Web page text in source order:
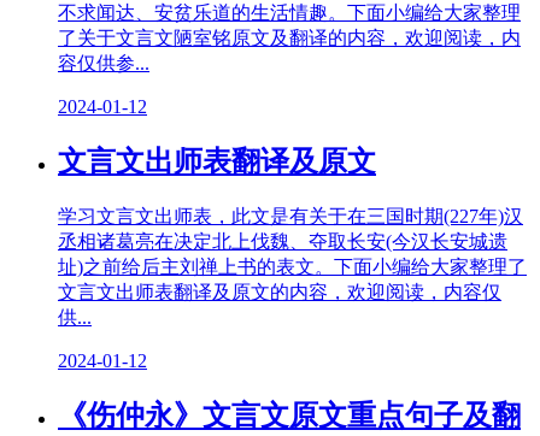
不求闻达、安贫乐道的生活情趣。下面小编给大家整理
了关于文言文陋室铭原文及翻译的内容，欢迎阅读，内
容仅供参...
2024-01-12
文言文出师表翻译及原文
学习文言文出师表，此文是有关于在三国时期(227年)汉
丞相诸葛亮在决定北上伐魏、夺取长安(今汉长安城遗
址)之前给后主刘禅上书的表文。下面小编给大家整理了
文言文出师表翻译及原文的内容，欢迎阅读，内容仅
供...
2024-01-12
《伤仲永》文言文原文重点句子及翻